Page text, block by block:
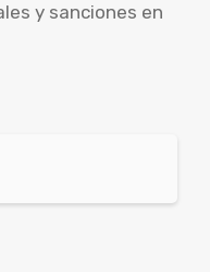
y sanciones en